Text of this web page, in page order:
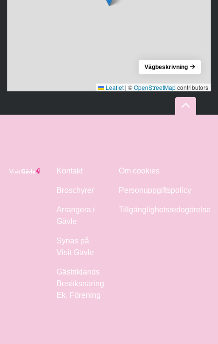
Leaflet | ©OpenStreetMapcontributors
Vägbeskrivning
Kontakt
Broschyrer
Arrangera i
Gävle
Synas på
Visit Gävle
Gästriklands
Besöksnäring
Ek. Förening
Om cookies
Personuppgiftspolicy
Tillgänglighetsredogörelse